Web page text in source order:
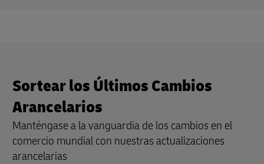
Sortear los Últimos Cambios
Arancelarios
Manténgase a la vanguardia de los cambios en el
comercio mundial con nuestras actualizaciones
arancelarias